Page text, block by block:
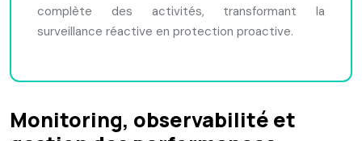
complète des activités, transformant la
surveillance réactive en protection proactive.
Monitoring, observabilité et